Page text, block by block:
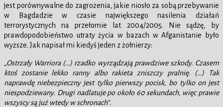
jest porównywalne do zagrożenia, jakie niosło za sobą przebywanie
w Bagdadzie w czasie największego nasilenia działań
terrorystycznych na przełomie lat 2004/2005. Nie sądzę, by
prawdopodobieństwo utraty życia w bazach w Afganistanie było
wyższe. Jak napisał mi kiedyś jeden z żołnierzy:
„Ostrzały Warriora (…) rzadko wyrządzają prawdziwe szkody. Czasem
ktoś zostanie lekko ranny albo rakieta zniszczy pralnię. (…) Tak
naprawdę niebezpieczny jest tylko pierwszy pocisk, bo tylko on jest
niespodziewany. Drugi nadlatuje po około 60 sekundach, więc prawie
wszyscy są już wtedy w schronach”.